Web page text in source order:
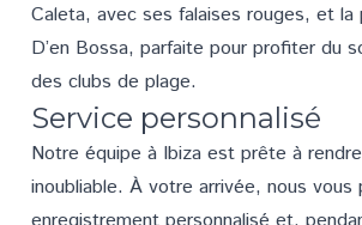
Caleta, avec ses falaises rouges, et la
D’en Bossa, parfaite pour profiter du
des clubs de plage.
Service personnalisé
Notre équipe à Ibiza est prête à
inoubliable. À votre arrivée, nous vous